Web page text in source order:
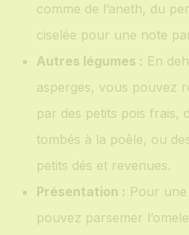
comme de l’aneth, du
ciselée pour une note
Autres légumes : En
asperges, vous pouvez
par des petits pois frais,
tombés à la poêle, ou
petits dés et revenues.
Présentation : Pour une
pouvez parsemer